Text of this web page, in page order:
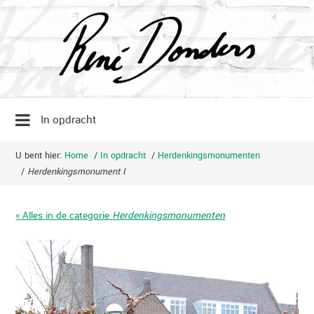
In opdracht
U bent hier: Home / In opdracht / Herdenkingsmonumenten
/ Herdenkingsmonument I
« Alles in de categorie Herdenkingsmonumenten